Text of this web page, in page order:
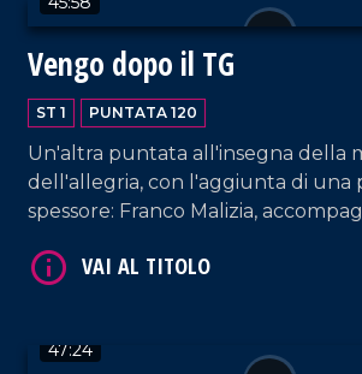
Vengo dopo il TG
ST 1 PUNTATA 120
Un'altra puntata all'insegna della
dell'allegria, con l'aggiunta di una
spessore: Franco Malizia,
campo dell'imprenditoria calabrese.
47:24
VAI AL TITOLO